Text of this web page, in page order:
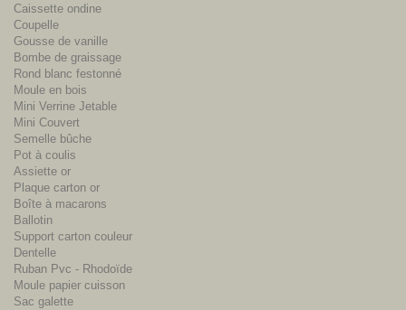
Caissette ondine
Coupelle
Gousse de vanille
Bombe de graissage
Rond blanc festonné
Moule en bois
Mini Verrine Jetable
Mini Couvert
Semelle bûche
Pot à coulis
Assiette or
Plaque carton or
Boîte à macarons
Ballotin
Support carton couleur
Dentelle
Ruban Pvc - Rhodoïde
Moule papier cuisson
Sac galette